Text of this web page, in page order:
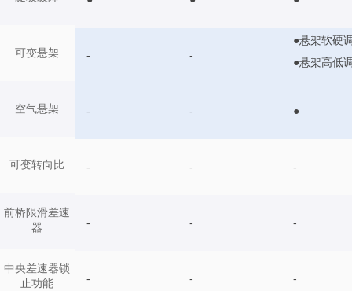
可变悬架
空气悬架
可变转向比
前桥限滑差速
器
中央差速器锁
止功能
- -
●悬架软硬
●悬架高低
- - ●
- - -
- - -
- - -